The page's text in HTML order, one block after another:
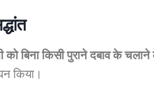
बिना किसी पुराने दबाव के
किया।